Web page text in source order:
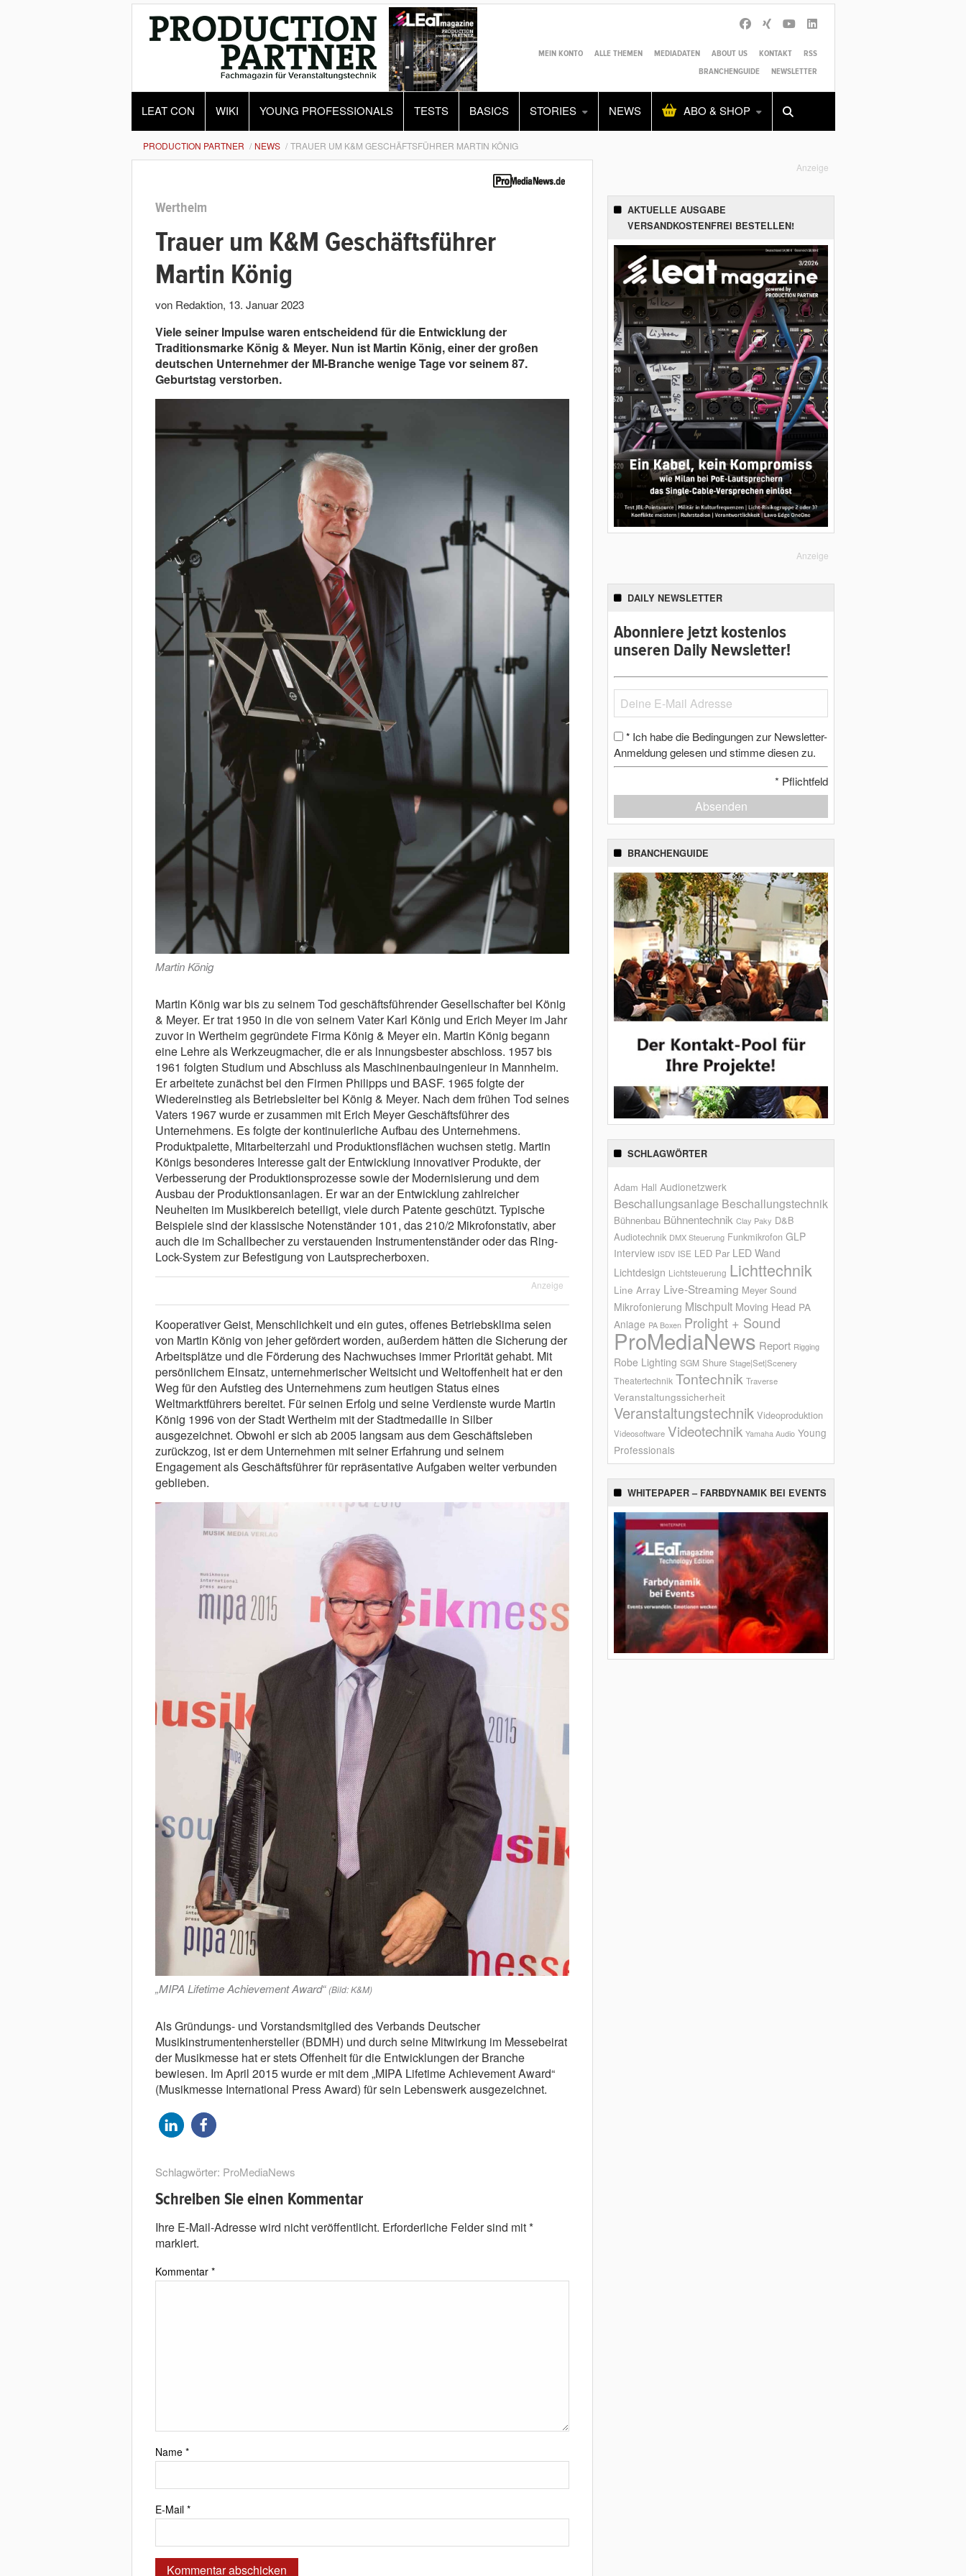
MEIN KONTO ALLE THEMEN MEDIADATEN ABOUT US KONTAKT
RSS
BRANCHENGUIDE
NEWSLETTER
LEAT CON WIKI YOUNG PROFESSIONALS TESTS BASICS STORIES NEWS ABO & SHOP
Alles Shop SUCHEN
PRODUCTION PARTNER NEWS TRAUER UM K&M GESCHÄFTSFÜHRER MARTIN KÖNIG
Wertheim
Trauer um K&M Geschäftsführer
Martin König
von Redaktion, 13. Januar 2023
Viele seiner Impulse waren entscheidend für die Entwicklung der
Traditionsmarke König & Meyer. Nun ist Martin König, einer der großen
deutschen Unternehmer der MI-Branche wenige Tage vor seinem 87.
Geburtstag verstorben.
Martin König
Martin König war bis zu seinem Tod geschäftsführender Gesellschafter bei König
& Meyer. Er trat 1950 in die von seinem Vater Karl König und Erich Meyer im Jahr
zuvor in Wertheim gegründete Firma König & Meyer ein. Martin König begann
eine Lehre als Werkzeugmacher, die er als lnnungsbester abschloss. 1957 bis
1961 folgten Studium und Abschluss als Maschinenbauingenieur in Mannheim.
Er arbeitete zunächst bei den Firmen Philipps und BASF. 1965 folgte der
Wiedereinstieg als Betriebsleiter bei König & Meyer. Nach dem frühen Tod seines
Vaters 1967 wurde er zusammen mit Erich Meyer Geschäftsführer des
Unternehmens. Es folgte der kontinuierliche Aufbau des Unternehmens.
Produktpalette, Mitarbeiterzahl und Produktionsflächen wuchsen stetig. Martin
Königs besonderes Interesse galt der Entwicklung innovativer Produkte, der
Verbesserung der Produktionsprozesse sowie der Modernisierung und dem
Ausbau der Produktionsanlagen. Er war an der Entwicklung zahlreicher
Neuheiten im Musikbereich beteiligt, viele durch Patente geschützt. Typische
Beispiele sind der klassische Notenständer 101, das 210/2 Mikrofonstativ, aber
auch die im Schallbecher zu verstauenden Instrumentenständer oder das Ring-
Lock-System zur Befestigung von Lautsprecherboxen.
Anzeige
Kooperativer Geist, Menschlichkeit und ein gutes, offenes Betriebsklima seien
von Martin König von jeher gefördert worden, außerdem hätten die Sicherung der
Arbeitsplätze und die Förderung des Nachwuchses immer Priorität gehabt. Mit
persönlichem Einsatz, unternehmerischer Weitsicht und Weltoffenheit hat er den
Weg für den Aufstieg des Unternehmens zum heutigen Status eines
Weltmarktführers bereitet. Für seinen Erfolg und seine Verdienste wurde Martin
König 1996 von der Stadt Wertheim mit der Stadtmedaille in Silber
ausgezeichnet. Obwohl er sich ab 2005 langsam aus dem Geschäftsleben
zurückzog, ist er dem Unternehmen mit seiner Erfahrung und seinem
Engagement als Geschäftsführer für repräsentative Aufgaben weiter verbunden
geblieben.
„MIPA Lifetime Achievement Award“ (Bild: K&M)
Als Gründungs- und Vorstandsmitglied des Verbands Deutscher
Musikinstrumentenhersteller (BDMH) und durch seine Mitwirkung im Messebeirat
der Musikmesse hat er stets Offenheit für die Entwicklungen der Branche
bewiesen. Im April 2015 wurde er mit dem „MIPA Lifetime Achievement Award“
(Musikmesse International Press Award) für sein Lebenswerk ausgezeichnet.
Schlagwörter: ProMediaNews
Schreiben Sie einen Kommentar
Ihre E-Mail-Adresse wird nicht veröffentlicht. Erforderliche Felder sind mit*
markiert.
Kommentar *
Name *
E-Mail *
Anzeige
AKTUELLE AUSGABE
VERSANDKOSTENFREI BESTELLEN!
Anzeige
DAILY NEWSLETTER
Abonniere jetzt kostenlos
unseren Daily Newsletter!
* Ich habe die Bedingungen zur Newsletter-
Anmeldung gelesen und stimme diesen zu.
* Pflichtfeld
Absenden
BRANCHENGUIDE
SCHLAGWÖRTER
Adam Hall Audionetzwerk
Beschallungsanlage Beschallungstechnik
Bühnenbau Bühnentechnik Clay Paky D&B
Audiotechnik DMX Steuerung Funkmikrofon GLP
Interview ISDV ISE LED Par LED Wand
Lichtdesign Lichtsteuerung Lichttechnik
Line Array Live-Streaming Meyer Sound
Mikrofonierung Mischpult Moving Head PA
Anlage PA Boxen Prolight + Sound
ProMediaNews Report Rigging
Robe Lighting SGM Shure Stage|Set|Scenery
Theatertechnik Tontechnik Traverse
Veranstaltungssicherheit
Veranstaltungstechnik Videoproduktion
Videosoftware Videotechnik Yamaha Audio Young
Professionals
WHITEPAPER – FARBDYNAMIK BEI EVENTS